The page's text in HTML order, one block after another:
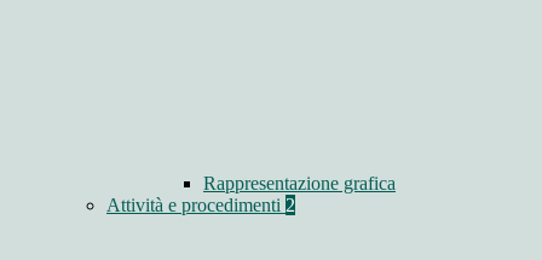
Rappresentazione grafica
Attività e procedimenti 2